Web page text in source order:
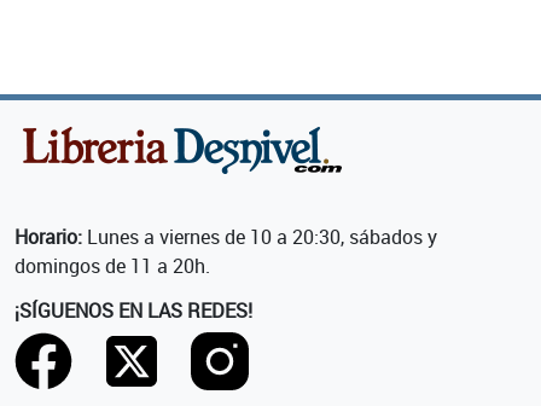
Horario: Lunes a viernes de 10 a 20:30, sábados y
domingos de 11 a 20h.
¡SÍGUENOS EN LAS REDES!